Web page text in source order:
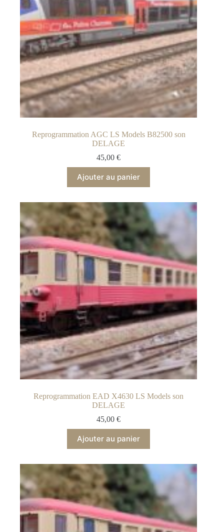
Reprogrammation AGC LS Models B82500 son
DELAGE
45,00€
Ajouter au panier
Reprogrammation EAD X4630 LS Models son
DELAGE
45,00€
Ajouter au panier